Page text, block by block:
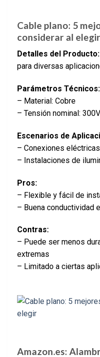
Cable plano: 5
considerar al elegir
Detalles del Producto:
para diversas
Parámetros Técnicos:
– Material: Cobre
– Tensión nominal: 300V
Escenarios de
– Conexiones
– Instalaciones de
Pros:
– Flexible y fácil de
– Buena conductividad
Contras:
– Puede ser menos
extremas
– Limitado a ciertas
Amazon.es: